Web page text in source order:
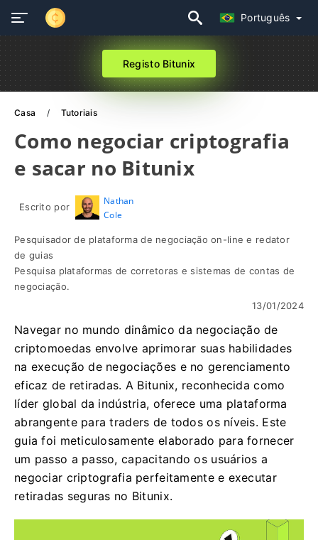
Português
Registo Bitunix
Casa Tutoriais
Como negociar criptografia
e sacar no Bitunix
Escrito por
Nathan
Cole
Pesquisador de plataforma de negociação on-line e redator
de guias
Pesquisa plataformas de corretoras e sistemas de contas de
negociação.
13/01/2024
Navegar no mundo dinâmico da negociação de
criptomoedas envolve aprimorar suas habilidades
na execução de negociações e no gerenciamento
eficaz de retiradas. A Bitunix, reconhecida como
líder global da indústria, oferece uma plataforma
abrangente para traders de todos os níveis. Este
guia foi meticulosamente elaborado para fornecer
um passo a passo, capacitando os usuários a
negociar criptografia perfeitamente e executar
retiradas seguras no Bitunix.